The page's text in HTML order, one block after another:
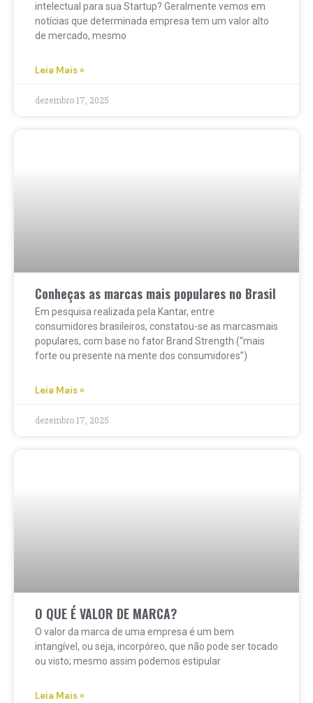
intelectual para sua Startup? Geralmente vemos em
notícias que determinada empresa tem um valor alto
de mercado, mesmo
Leia Mais »
dezembro 17, 2025
Conheças as marcas mais populares no Brasil
Em pesquisa realizada pela Kantar, entre
consumidores brasileiros, constatou-se as marcasmais
populares, com base no fator Brand Strength (“mais
forte ou presente na mente dos consumidores”)
Leia Mais »
dezembro 17, 2025
O QUE É VALOR DE MARCA?
O valor da marca de uma empresa é um bem
intangível, ou seja, incorpóreo, que não pode ser tocado
ou visto; mesmo assim podemos estipular
Leia Mais »